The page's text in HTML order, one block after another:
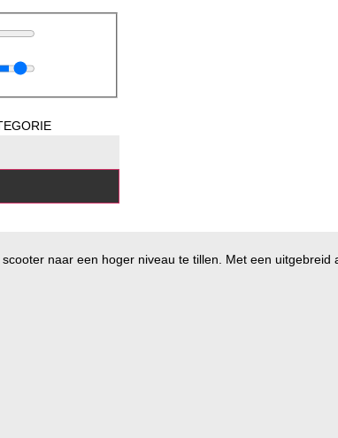
naar een hoger niveau te tillen. Met een